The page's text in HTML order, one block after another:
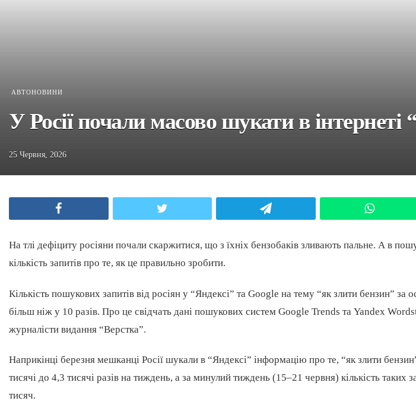
АВТОНОВИНИ
У Росії почали масово шукати в інтернеті
25 Червня, 2026
На тлі дефіциту росіяни почали скаржитися, що з їхніх бензобаків зливають пальне. А в
кількість запитів про те, як це правильно зробити.
Кількість пошукових запитів від росіян у “Яндексі” та Google на тему “як злити бензин” за
більш ніж у 10 разів. Про це свідчать дані пошукових систем Google Trends та Yandex
журналісти видання “Верстка”.
Наприкінці березня мешканці Росії шукали в “Яндексі” інформацію про те, “як злити
тисячі до 4,3 тисячі разів на тиждень, а за минулий тиждень (15–21 червня) кількість таких
тисяч.